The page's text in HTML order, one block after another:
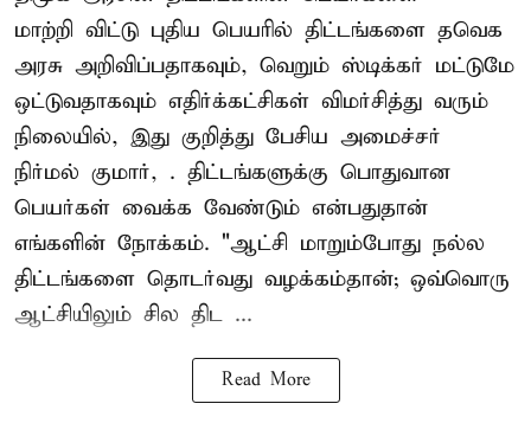
மாற்றி விட்டு புதிய பெயரில் திட்டங்களை தவெக
அரசு அறிவிப்பதாகவும், வெறும் ஸ்டிக்கர் மட்டுமே
ஒட்டுவதாகவும் எதிர்க்கட்சிகள் விமர்சித்து வரும்
நிலையில், இது குறித்து பேசிய அமைச்சர்
நிர்மல் குமார், . திட்டங்களுக்கு பொதுவான
பெயர்கள் வைக்க வேண்டும் என்பதுதான்
எங்களின் நோக்கம். "ஆட்சி மாறும்போது நல்ல
திட்டங்களை தொடர்வது வழக்கம்தான்; ஒவ்வொரு
ஆட்சியிலும் சில திட ...
Read More